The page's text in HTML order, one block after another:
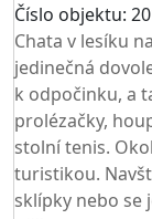
Číslo objektu:
Chata v lesíku
jedinečná
k odpočinku, a
prolézačky,
stolní tenis.
turistikou.
sklípky nebo se